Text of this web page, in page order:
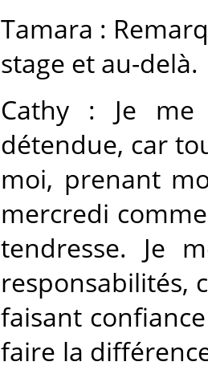
Tamara :
stage et au-delà.
Cathy : Je
détendue, car
moi, prenant
mercredi
tendresse. Je
responsabilités,
faisant
faire la